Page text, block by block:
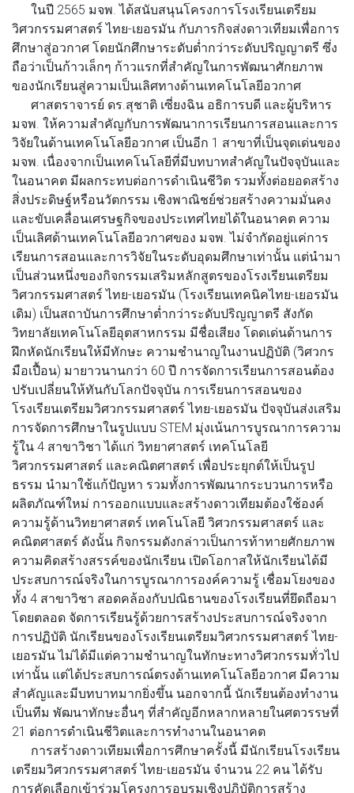
ในปี 2565 มจพ. ได้สนับสนุนโครงการโรงเรียนเตรียม
วิศวกรรมศาสตร์ ไทย-เยอรมัน กับภารกิจส่งดาวเทียมเพื่อการ
ศึกษาสู่อวกาศ โดยนักศึกษาระดับต่ำกว่าระดับปริญญาตรี ซึ่ง
ถือว่าเป็นก้าวเล็กๆ ก้าวแรกที่สำคัญในการพัฒนาศักยภาพ
ของนักเรียนสู่ความเป็นเลิศทางด้านเทคโนโลยีอวกาศ
ศาสตราจารย์ ดร.สุชาติ เซี่ยงฉิน อธิการบดี และผู้บริหาร
มจพ. ให้ความสำคัญกับการพัฒนาการเรียนการสอนและการ
วิจัยในด้านเทคโนโลยีอวกาศ เป็นอีก 1 สาขาที่เป็นจุดเด่นของ
มจพ. เนื่องจากเป็นเทคโนโลยีที่มีบทบาทสำคัญในปัจจุบันและ
ในอนาคต มีผลกระทบต่อการดำเนินชีวิต รวมทั้งต่อยอดสร้าง
สิ่งประดิษฐ์หรือนวัตกรรม เชิงพาณิชย์ช่วยสร้างความมั่นคง
และขับเคลื่อนเศรษฐกิจของประเทศไทยได้ในอนาคต ความ
เป็นเลิศด้านเทคโนโลยีอวกาศของ มจพ. ไม่จำกัดอยู่แค่การ
เรียนการสอนและการวิจัยในระดับอุดมศึกษาเท่านั้น แต่นำมา
เป็นส่วนหนึ่งของกิจกรรมเสริมหลักสูตรของโรงเรียนเตรียม
วิศวกรรมศาสตร์ ไทย-เยอรมัน (โรงเรียนเทคนิคไทย-เยอรมัน
เดิม) เป็นสถาบันการศึกษาต่ำกว่าระดับปริญญาตรี สังกัด
วิทยาลัยเทคโนโลยีอุตสาหกรรม มีชื่อเสียง โดดเด่นด้านการ
ฝึกหัดนักเรียนให้มีทักษะ ความชำนาญในงานปฏิบัติ (วิศวกร
มือเปื้อน) มายาวนานกว่า 60 ปี การจัดการเรียนการสอนต้อง
ปรับเปลี่ยนให้ทันกับโลกปัจจุบัน การเรียนการสอนของ
โรงเรียนเตรียมวิศวกรรมศาสตร์ ไทย-เยอรมัน ปัจจุบันส่งเสริม
การจัดการศึกษาในรูปแบบ STEM มุ่งเน้นการบูรณาการความ
รู้ใน 4 สาขาวิชา ได้แก่ วิทยาศาสตร์ เทคโนโลยี
วิศวกรรมศาสตร์ และคณิตศาสตร์ เพื่อประยุกต์ให้เป็นรูป
ธรรม นำมาใช้แก้ปัญหา รวมทั้งการพัฒนากระบวนการหรือ
ผลิตภัณฑ์ใหม่ การออกแบบและสร้างดาวเทียมต้องใช้องค์
ความรู้ด้านวิทยาศาสตร์ เทคโนโลยี วิศวกรรมศาสตร์ และ
คณิตศาสตร์ ดังนั้น กิจกรรมดังกล่าวเป็นการท้าทายศักยภาพ
ความคิดสร้างสรรค์ของนักเรียน เปิดโอกาสให้นักเรียนได้มี
ประสบการณ์จริงในการบูรณาการองค์ความรู้ เชื่อมโยงของ
ทั้ง 4 สาขาวิชา สอดคล้องกับปณิธานของโรงเรียนที่ยึดถือมา
โดยตลอด จัดการเรียนรู้ด้วยการสร้างประสบการณ์จริงจาก
การปฏิบัติ นักเรียนของโรงเรียนเตรียมวิศวกรรมศาสตร์ ไทย-
เยอรมัน ไม่ได้มีแต่ความชำนาญในทักษะทางวิศวกรรมทั่วไป
เท่านั้น แต่ได้ประสบการณ์ตรงด้านเทคโนโลยีอวกาศ มีความ
สำคัญและมีบทบาทมากยิ่งขึ้น นอกจากนี้ นักเรียนต้องทำงาน
เป็นทีม พัฒนาทักษะอื่นๆ ที่สำคัญอีกหลากหลายในศตวรรษที่
21 ต่อการดำเนินชีวิตและการทำงานในอนาคต
การสร้างดาวเทียมเพื่อการศึกษาครั้งนี้ มีนักเรียนโรงเรียน
เตรียมวิศวกรรมศาสตร์ ไทย-เยอรมัน จำนวน 22 คน ได้รับ
การคัดเลือกเข้าร่วมโครงการอบรมเชิงปฏิบัติการสร้าง